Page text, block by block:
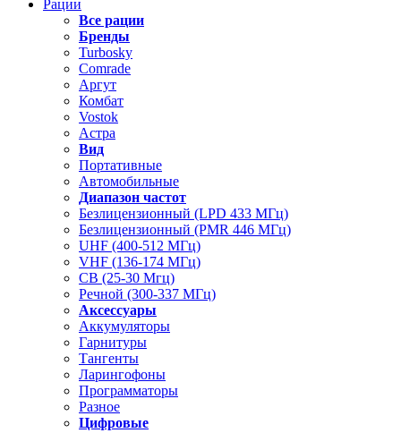
Рации
Все рации
Бренды
Turbosky
Comrade
Аргут
Комбат
Vostok
Астра
Вид
Портативные
Автомобильные
Диапазон частот
Безлицензионный (LPD 433 МГц)
Безлицензионный (PMR 446 МГц)
UHF (400-512 МГц)
VHF (136-174 МГц)
CB (25-30 Мгц)
Речной (300-337 МГц)
Аксессуары
Аккумуляторы
Гарнитуры
Тангенты
Ларингофоны
Программаторы
Разное
Цифровые